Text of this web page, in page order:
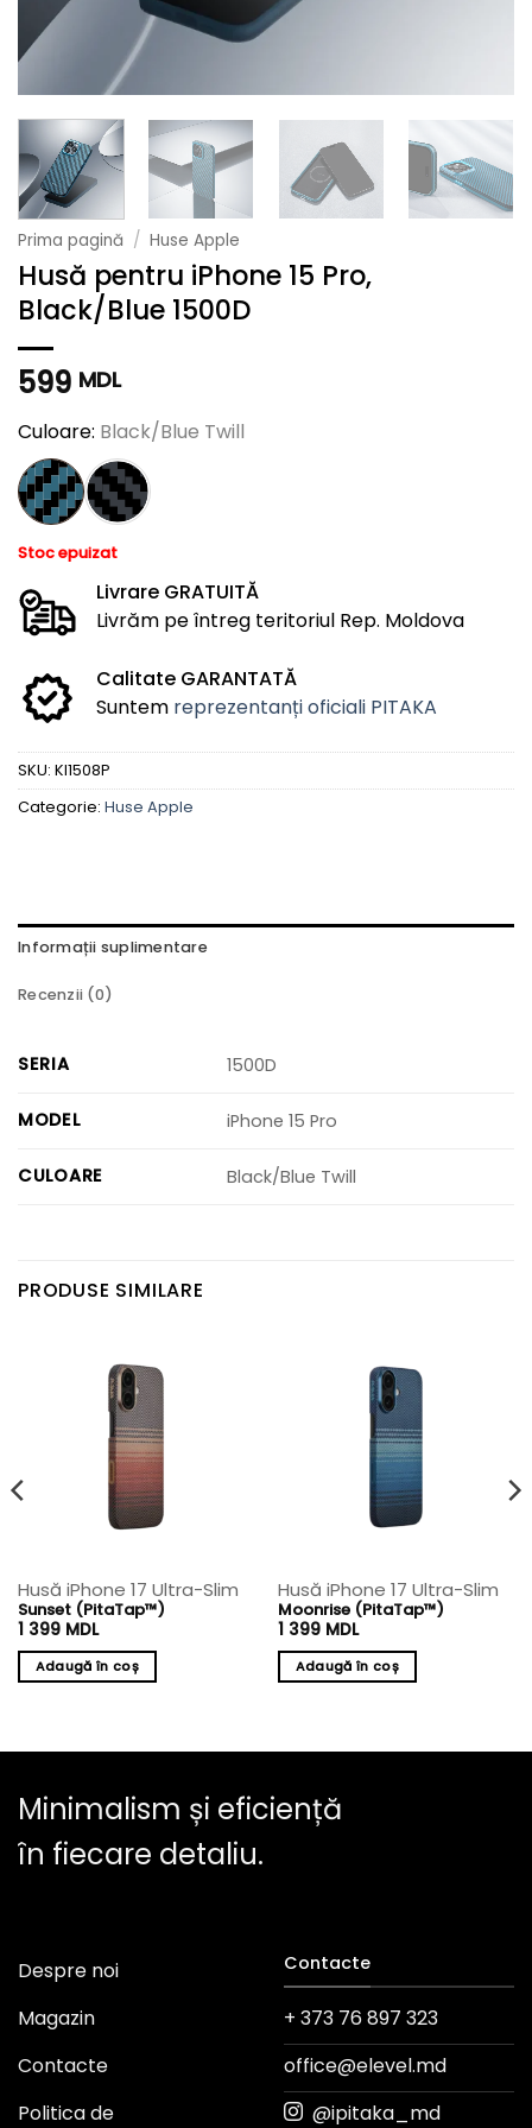
Prima pagină / Huse Apple
Husă pentru iPhone 15 Pro,
Black/Blue 1500D
599 MDL
Culoare: Black/Blue Twill
Stoc epuizat
Livrare GRATUITĂ
Livrăm pe întreg teritoriul Rep. Moldova
Calitate GARANTATĂ
Suntem reprezentanți oficiali PITAKA
SKU: KI1508P
Categorie: Huse Apple
Informații suplimentare
Recenzii (0)
SERIA 1500D
MODEL iPhone 15 Pro
CULOARE Black/Blue Twill
PRODUSE SIMILARE
Husă iPhone 17 Ultra-Slim
Sunset (PitaTap™)
1 399 MDL
Adaugă în coș
Husă iPhone 17 Ultra-Slim
Moonrise (PitaTap™)
1 399 MDL
Adaugă în coș
Minimalism și eficiență
în fiecare detaliu.
Despre noi
Magazin
Contacte
Politica de
Contacte
+ 373 76 897 323
office@elevel.md
@ipitaka_md